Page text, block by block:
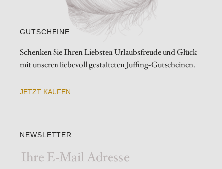
GUTSCHEINE
Schenken Sie Ihren Liebsten Urlaubsfreude und Glück
mit unseren liebevoll gestalteten Juffing-Gutscheinen.
JETZT KAUFEN
NEWSLETTER